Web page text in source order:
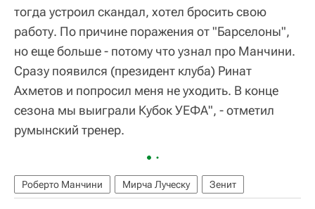
тогда устроил скандал, хотел бросить свою
работу. По причине поражения от "Барселоны",
но еще больше - потому что узнал про Манчини.
Сразу появился (президент клуба) Ринат
Ахметов и попросил меня не уходить. В конце
сезона мы выиграли Кубок УЕФА", - отметил
румынский тренер.
Роберто Манчини Мирча Луческу Зенит